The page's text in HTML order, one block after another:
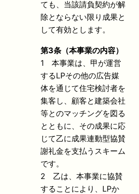
ても、当該請負契約が解
除とならない限り成果と
して有効とします。
第3条（本事業の内容）
1 本事業は、甲が運営
するLPその他の広告媒
体を通じて住宅検討者を
集客し、顧客と建築会社
等とのマッチングを図る
とともに、その成果に応
じて乙に成果連動型協賛
謝礼金を支払うスキーム
です。
2 乙は、本事業に協賛
することにより、LPか